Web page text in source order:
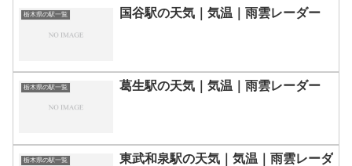
栃木県の駅一覧 国谷駅の天気｜気温｜雨雲レーダー
栃木県の駅一覧 葛生駅の天気｜気温｜雨雲レーダー
栃木県の駅一覧
東武和泉駅の天気｜気温｜雨雲レーダ